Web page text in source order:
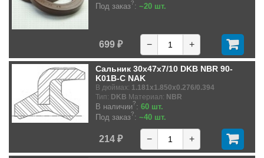
Под заказ?: ~20 шт.
699 ₽ − +
Сальник 30x47x7/10 DKB NBR 90-
K01B-C NAK
В дюймах: 1.181x1.850x0.276/0.394
Тип: DKB Материал: NBR
В наличии?: 60 шт.
Под заказ?: ~40 шт.
214 ₽ − +